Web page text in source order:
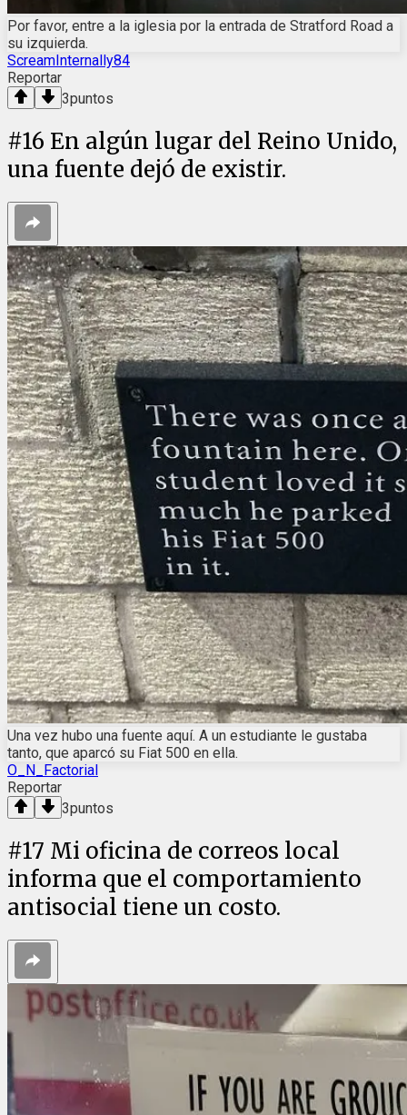
Por favor, entre a la iglesia por la entrada de Stratford Road a
su izquierda.
ScreamInternally84
Reportar
3puntos
#16 En algún lugar del Reino Unido,
una fuente dejó de existir.
Una vez hubo una fuente aquí. A un estudiante le gustaba
tanto, que aparcó su Fiat 500 en ella.
O_N_Factorial
Reportar
3puntos
#17 Mi oficina de correos local
informa que el comportamiento
antisocial tiene un costo.